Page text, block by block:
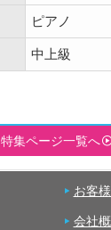
ピアノ
中上級
特集ページ一覧へ
お客
会社